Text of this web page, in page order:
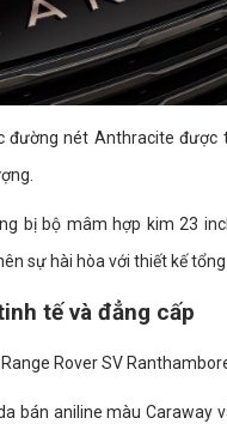
đường nét Anthracite được
bị bộ mâm hợp kim 23
sự hài hòa với thiết kế tổng
tế và đẳng cấp
Rover SV
bán aniline màu Caraway